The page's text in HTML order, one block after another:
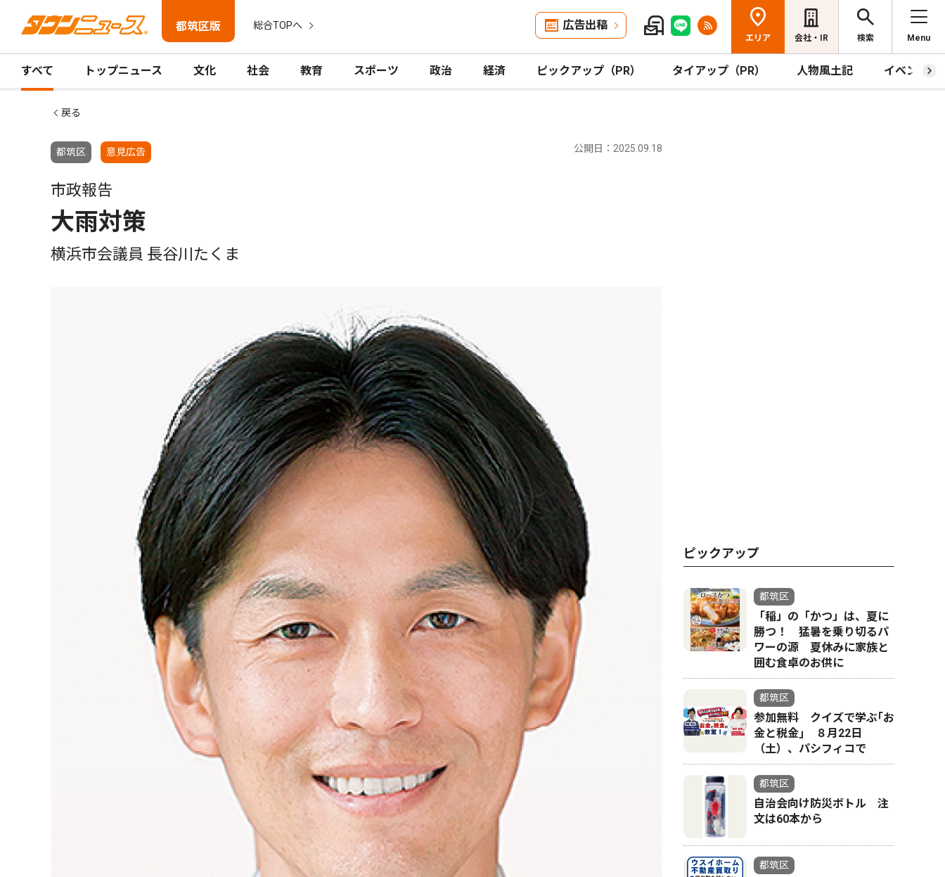
都筑区版 総合TOPへ 広告出稿
エリア 会社・IR 検索 Menu
すべて トップニュース 文化 社会 教育 スポーツ 政治 経済 ピックアップ（PR） タイアップ（PR） 人物風土記 イベント
戻る
都筑区 意見広告 公開日：2025.09.18
市政報告
大雨対策
横浜市会議員 長谷川たくま
ピックアップ
都筑区
「稲」の「かつ」は、夏に
勝つ！ 猛暑を乗り切るパ
ワーの源 夏休みに家族と
囲む食卓のお供に
都筑区
参加無料 クイズで学ぶ｢お
金と税金｣ ８月22日
（土）、パシフィコで
都筑区
自治会向け防災ボトル 注
文は60本から
都筑区